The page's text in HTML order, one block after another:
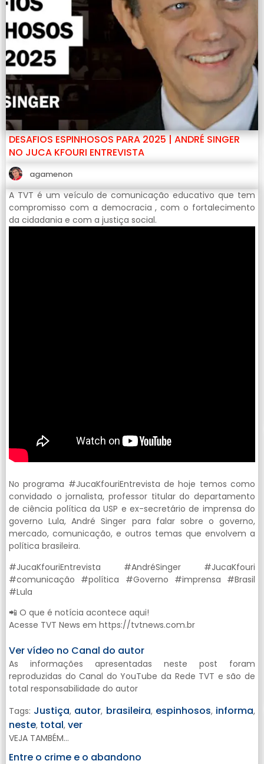
DESAFIOS ESPINHOSOS PARA 2025 | ANDRÉ SINGER
NO JUCA KFOURI ENTREVISTA
agamenon
A TVT é um veículo de comunicação educativo que tem
compromisso com a democracia , com o fortalecimento
da cidadania e com a justiça social.
No programa #JucaKfouriEntrevista de hoje temos como
convidado o jornalista, professor titular do departamento
de ciência política da USP e ex-secretário de imprensa do
governo Lula, André Singer para falar sobre o governo,
mercado, comunicação, e outros temas que envolvem a
política brasileira.
#JucaKfouriEntrevista #AndréSinger #JucaKfouri
#comunicação #política #Governo #imprensa #Brasil
#Lula
📲 O que é notícia acontece aqui!
Acesse TVT News em https://tvtnews.com.br
Ver vídeo no Canal do autor
As informações apresentadas neste post foram
reproduzidas do Canal do YouTube da Rede TVT e são de
total responsabilidade do autor
Tags: Justiça, autor, brasileira, espinhosos, informa,
neste, total, ver
VEJA TAMBÉM...
Entre o crime e o abandono